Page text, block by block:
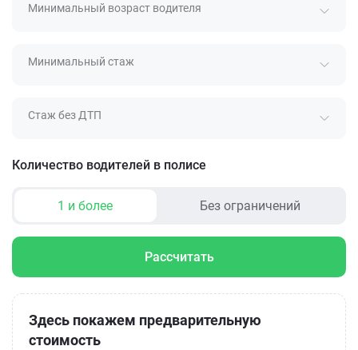
Минимальный возраст водителя
Минимальный стаж
Стаж без ДТП
Количество водителей в полисе
1 и более Без ограничений
Рассчитать
Здесь покажем предварительную
стоимость